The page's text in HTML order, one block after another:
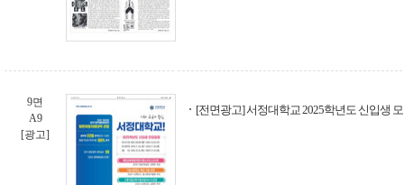
9면
A9
[광고]
[전면광고] 서정대학교 2025학년도 신입생